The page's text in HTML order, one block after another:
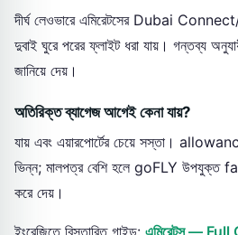
দীর্ঘ লেওভারে এমিরেটসের Dubai
দুবাই ঘুরে পরের ফ্লাইট ধরা যায়। গন্তব্য
জানিয়ে দেয়।
অতিরিক্ত ব্যাগেজ আগেই কেনা যায়?
যায় এবং এয়ারপোর্টের চেয়ে সস্তা।
ভিন্ন; মালপত্র বেশি হলে goFLY উপযুক্ত
করে দেয়।
ইংরেজিতে বিস্তারিত গাইড: এমিরেটস —